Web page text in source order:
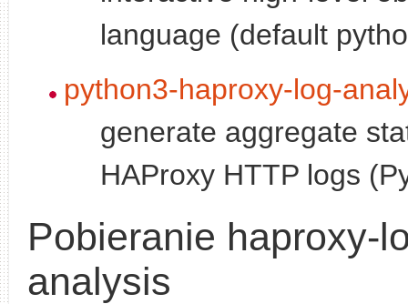
language (default
python3-haproxy-log-
generate aggregate
HAProxy HTTP logs
Pobieranie haproxy-
analysis